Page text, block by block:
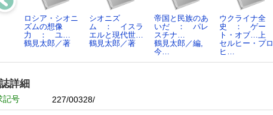
ロシア・シオニ
ズムの想像
力 ： ユ…
鶴見太郎／著
シオニズ
ム ： イスラ
エルと現代世…
鶴見太郎／著
帝国と民族のあ
いだ ： パレ
スチナ…
鶴見太郎／編,
今…
ウクライナ全
史 ： ゲー
ト・オブ…上
セルヒー・プロ
ヒ…
詳細
記号 227/00328/